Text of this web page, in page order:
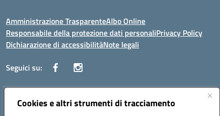
Cookies e altri strumenti di tracciamento
Amministrazione TrasparenteAlbo Online
Responsabile della protezione dati personaliPrivacy Policy
Dichiarazione di accessibilitàNote legali
Seguici su:
Indirizzo:Corso Vittorio Emanuele, 27 90133 - Palermo